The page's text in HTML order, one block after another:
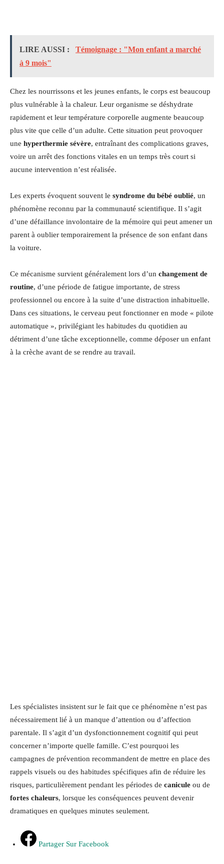
LIRE AUSSI :
Témoignage : "Mon enfant a marché
à 9 mois"
Chez les nourrissons et les jeunes enfants, le corps est beaucoup
plus vulnérable à la chaleur. Leur organisme se déshydrate
rapidement et leur température corporelle augmente beaucoup
plus vite que celle d’un adulte. Cette situation peut provoquer
une hyperthermie sévère, entraînant des complications graves,
voire un arrêt des fonctions vitales en un temps très court si
aucune intervention n’est réalisée.
Les experts évoquent souvent le syndrome du bébé oublié, un
phénomène reconnu par la communauté scientifique. Il s’agit
d’une défaillance involontaire de la mémoire qui peut amener un
parent à oublier temporairement la présence de son enfant dans
la voiture.
Ce mécanisme survient généralement lors d’un changement de
routine, d’une période de fatigue importante, de stress
professionnel ou encore à la suite d’une distraction inhabituelle.
Dans ces situations, le cerveau peut fonctionner en mode « pilote
automatique », privilégiant les habitudes du quotidien au
détriment d’une tâche exceptionnelle, comme déposer un enfant
à la crèche avant de se rendre au travail.
Les spécialistes insistent sur le fait que ce phénomène n’est pas
nécessairement lié à un manque d’attention ou d’affection
parentale. Il s’agit d’un dysfonctionnement cognitif qui peut
concerner n’importe quelle famille. C’est pourquoi les
campagnes de prévention recommandent de mettre en place des
rappels visuels ou des habitudes spécifiques afin de réduire les
risques, particulièrement pendant les périodes de canicule ou de
fortes chaleurs, lorsque les conséquences peuvent devenir
dramatiques en quelques minutes seulement.
Partager Sur Facebook